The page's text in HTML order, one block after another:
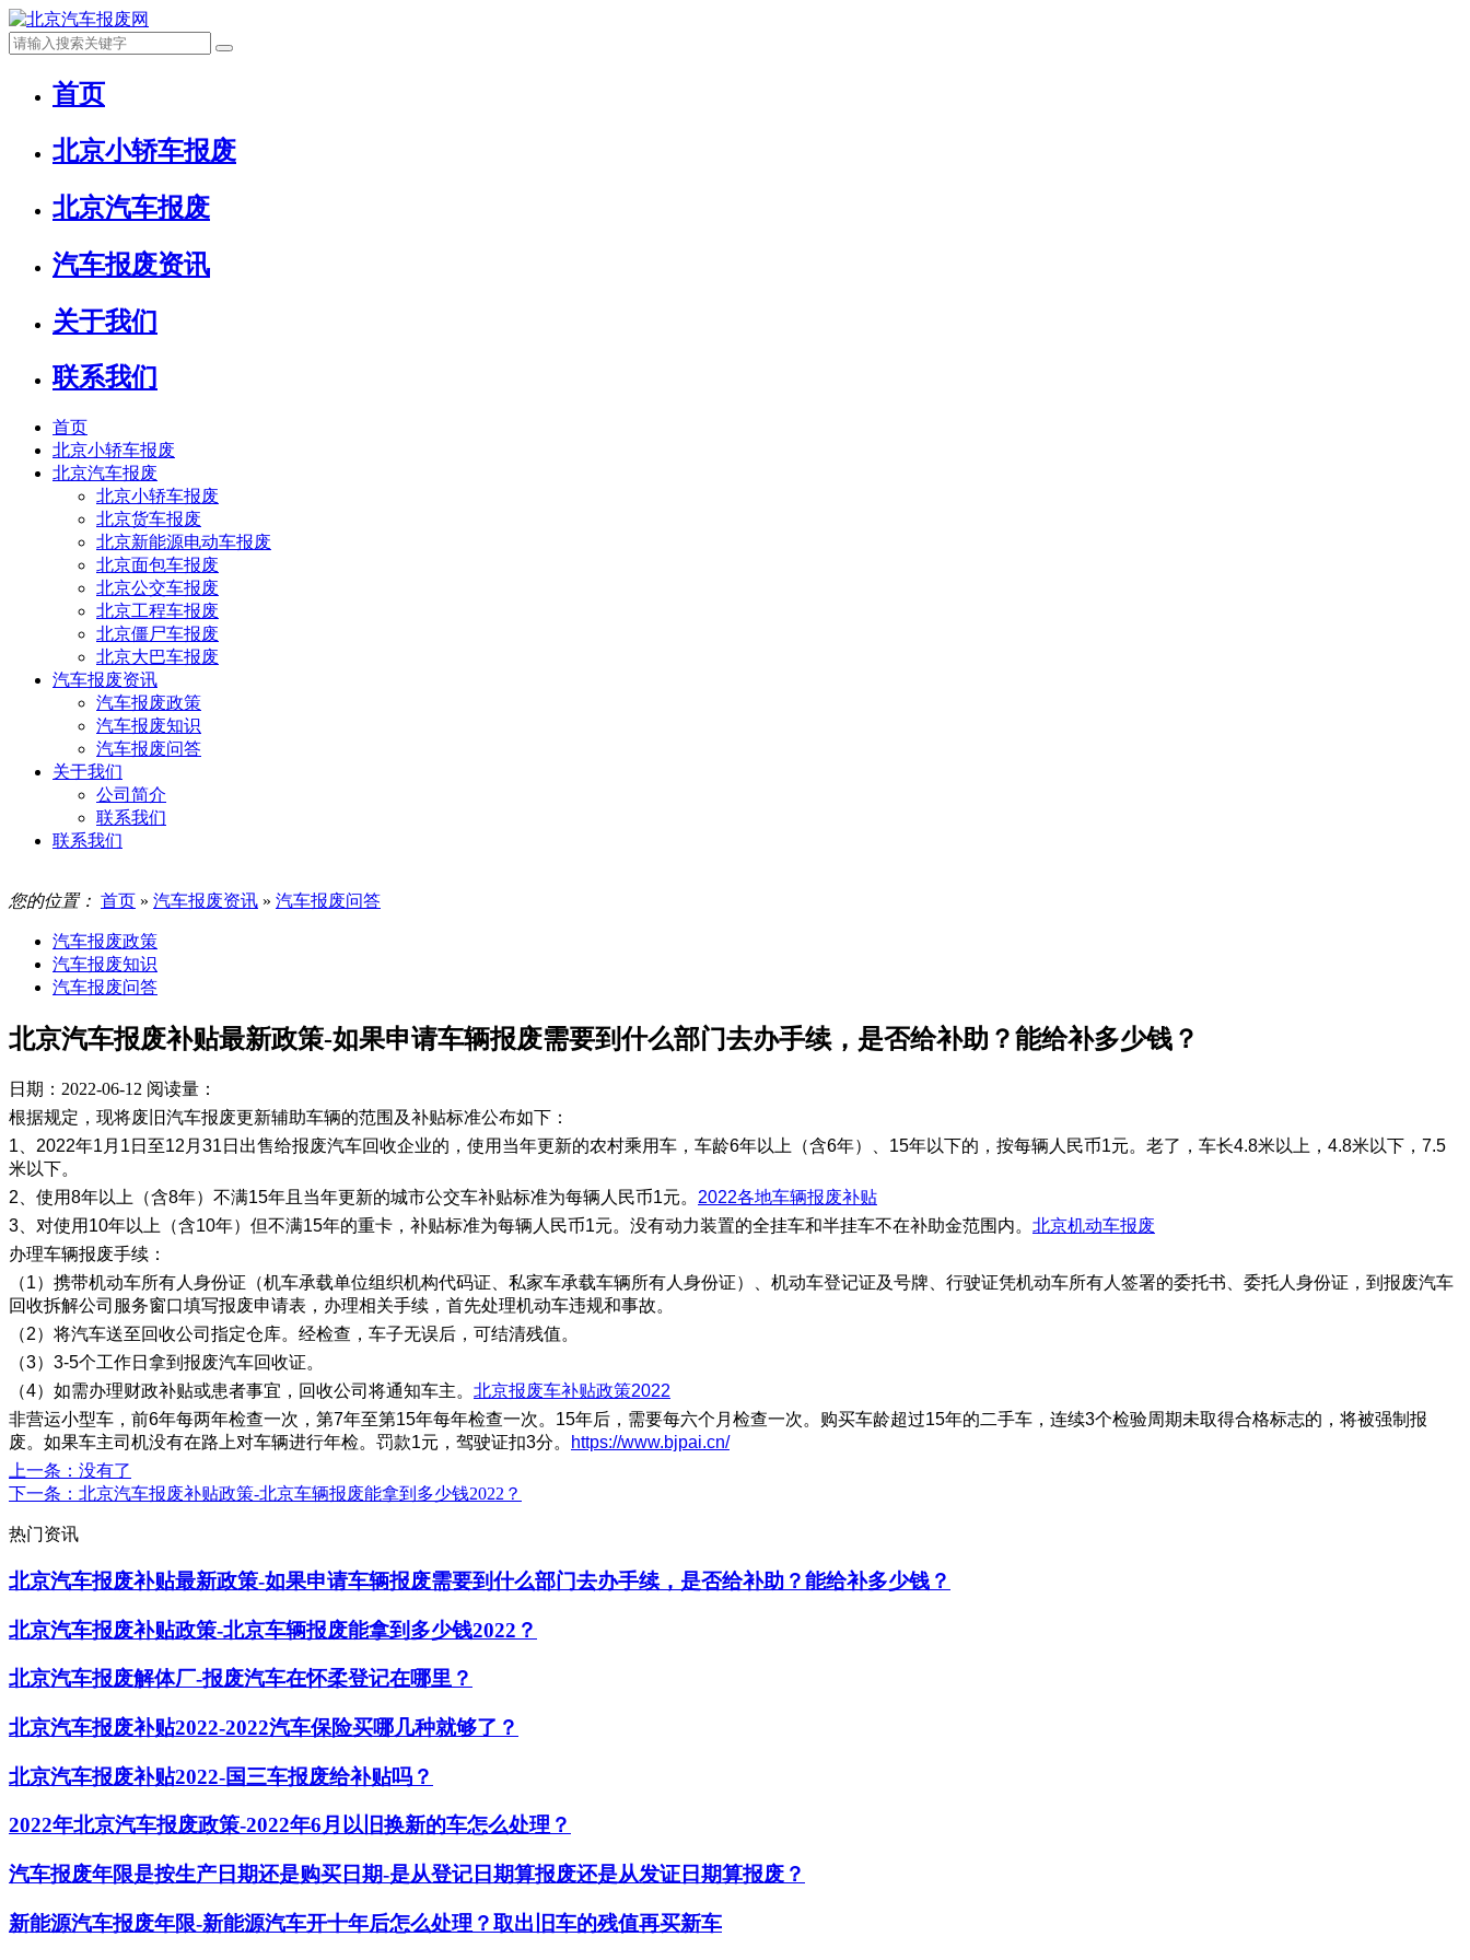
首页
北京小轿车报废
北京汽车报废
汽车报废资讯
关于我们
联系我们
首页
北京小轿车报废
北京汽车报废
北京小轿车报废
北京货车报废
北京新能源电动车报废
北京面包车报废
北京公交车报废
北京工程车报废
北京僵尸车报废
北京大巴车报废
汽车报废资讯
汽车报废政策
汽车报废知识
汽车报废问答
关于我们
公司简介
联系我们
联系我们
您的位置： 首页 » 汽车报废资讯 » 汽车报废问答
汽车报废政策
汽车报废知识
汽车报废问答
北京汽车报废补贴最新政策-如果申请车辆报废需要到什么部门去办手续，是否给补助？能给补多少钱？
日期：2022-06-12 阅读量：
根据规定，现将废旧汽车报废更新辅助车辆的范围及补贴标准公布如下：
1、2022年1月1日至12月31日出售给报废汽车回收企业的，使用当年更新的农村乘用车，车龄6年以上（含6年）、15年以下的，按每辆人民币1元。老了，车长4.8米以上，4.8米以下，7.5
米以下。
2、使用8年以上（含8年）不满15年且当年更新的城市公交车补贴标准为每辆人民币1元。 2022各地车辆报废补贴
3、对使用10年以上（含10年）但不满15年的重卡，补贴标准为每辆人民币1元。没有动力装置的全挂车和半挂车不在补助金范围内。 北京机动车报废
办理车辆报废手续：
（1）携带机动车所有人身份证（机车承载单位组织机构代码证、私家车承载车辆所有人身份证）、机动车登记证及号牌、行驶证凭机动车所有人签署的委托书、委托人身份证，到报废汽车
回收拆解公司服务窗口填写报废申请表，办理相关手续，首先处理机动车违规和事故。
（2）将汽车送至回收公司指定仓库。经检查，车子无误后，可结清残值。
（3）3-5个工作日拿到报废汽车回收证。
（4）如需办理财政补贴或患者事宜，回收公司将通知车主。 北京报废车补贴政策2022
非营运小型车，前6年每两年检查一次，第7年至第15年每年检查一次。15年后，需要每六个月检查一次。购买车龄超过15年的二手车，连续3个检验周期未取得合格标志的，将被强制报
废。如果车主司机没有在路上对车辆进行年检。罚款1元，驾驶证扣3分。
https://www.bjpai.cn/
上一条 ：没有了
下一条 ：北京汽车报废补贴政策-北京车辆报废能拿到多少钱2022？
热门资讯
北京汽车报废补贴最新政策-如果申请车辆报废需要到什么部门去办手续，是否给补助？能给补多少钱？
北京汽车报废补贴政策-北京车辆报废能拿到多少钱2022？
北京汽车报废解体厂-报废汽车在怀柔登记在哪里？
北京汽车报废补贴2022-2022汽车保险买哪几种就够了？
北京汽车报废补贴2022-国三车报废给补贴吗？
2022年北京汽车报废政策-2022年6月以旧换新的车怎么处理？
汽车报废年限是按生产日期还是购买日期-是从登记日期算报废还是从发证日期算报废？
新能源汽车报废年限-新能源汽车开十年后怎么处理？取出旧车的残值再买新车